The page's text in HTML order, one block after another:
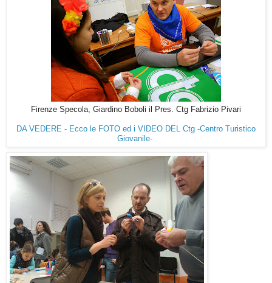
Firenze Specola, Giardino Boboli il Pres. Ctg Fabrizio Pivari
DA VEDERE - Ecco le FOTO ed i VIDEO DEL Ctg -Centro Turistico
Giovanile-